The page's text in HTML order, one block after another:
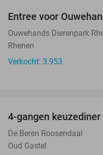
Entree voor
Ouwehands Dierenpark
Rhenen
Verkocht: 3.953
4-gangen keuzediner
De Beren Roosendaal
Oud Gastel